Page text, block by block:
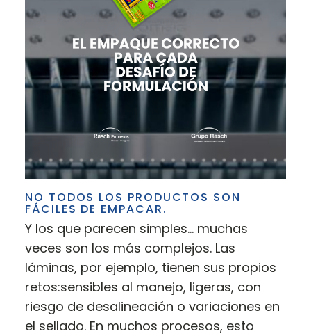
NO TODOS LOS PRODUCTOS SON
FÁCILES DE EMPACAR.
Y los que parecen simples… muchas
veces son los más complejos. Las
láminas, por ejemplo, tienen sus propios
retos:sensibles al manejo, ligeras, con
riesgo de desalineación o variaciones en
el sellado. En muchos procesos, esto